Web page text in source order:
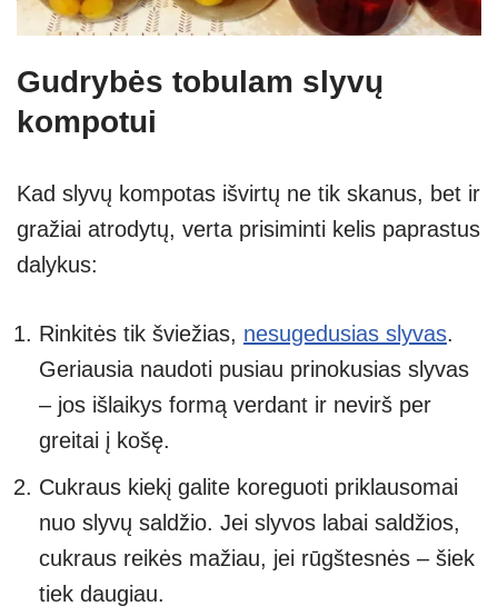
Gudrybės tobulam slyvų
kompotui
Kad slyvų kompotas išvirtų ne tik skanus, bet ir
gražiai atrodytų, verta prisiminti kelis paprastus
dalykus:
Rinkitės tik šviežias, nesugedusias slyvas.
Geriausia naudoti pusiau prinokusias slyvas
– jos išlaikys formą verdant ir nevirš per
greitai į košę.
Cukraus kiekį galite koreguoti priklausomai
nuo slyvų saldžio. Jei slyvos labai saldžios,
cukraus reikės mažiau, jei rūgštesnės – šiek
tiek daugiau.